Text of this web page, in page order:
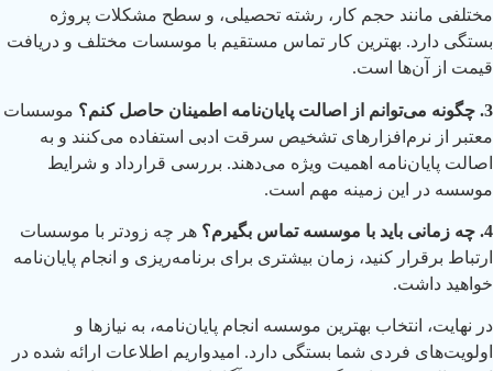
مختلفی مانند حجم کار، رشته تحصیلی، و سطح مشکلات پروژه
بستگی دارد. بهترین کار تماس مستقیم با موسسات مختلف و دریافت
قیمت از آن‌ها است.
3. چگونه می‌توانم از اصالت پایان‌نامه اطمینان حاصل کنم؟
موسسات
معتبر از نرم‌افزارهای تشخیص سرقت ادبی استفاده می‌کنند و به
اصالت پایان‌نامه اهمیت ویژه می‌دهند. بررسی قرارداد و شرایط
موسسه در این زمینه مهم است.
4. چه زمانی باید با موسسه تماس بگیرم؟
هر چه زودتر با موسسات
ارتباط برقرار کنید، زمان بیشتری برای برنامه‌ریزی و انجام پایان‌نامه
خواهید داشت.
در نهایت، انتخاب بهترین موسسه انجام پایان‌نامه، به نیازها و
اولویت‌های فردی شما بستگی دارد. امیدواریم اطلاعات ارائه شده در